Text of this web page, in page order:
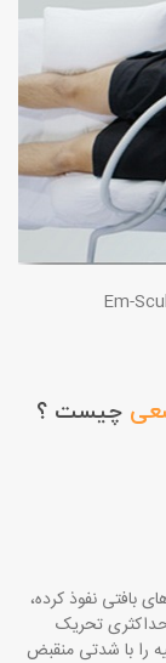
Em-
چیست ؟
بافتی نفوذ کرده،
تحریک
را با شدتی منقبض